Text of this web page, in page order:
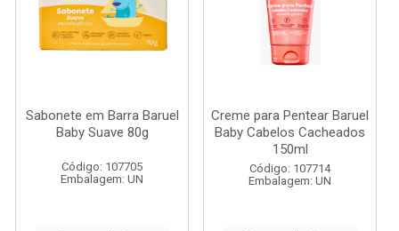
Sabonete em Barra Baruel
Baby Suave 80g
Código: 107705
Embalagem: UN
Creme para Pentear Baruel
Baby Cabelos Cacheados
150ml
Código: 107714
Embalagem: UN